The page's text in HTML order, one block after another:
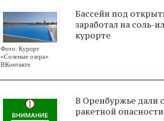
Фото: Курорт
«Соленые озера»
ВКонтакте
Бассейн под
заработал на соль-
курорте
В Оренбуржье дали
ракетной опасности